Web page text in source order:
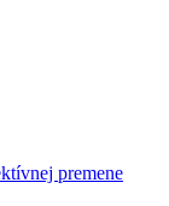
premene